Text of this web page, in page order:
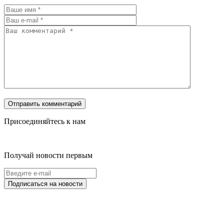
Присоединяйтесь к нам
Получай новости первым